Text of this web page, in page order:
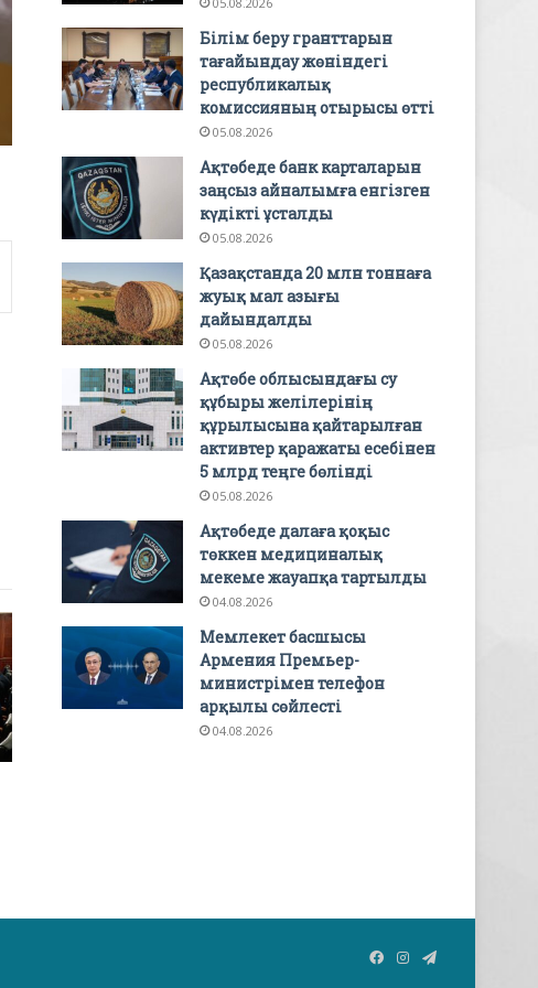
Білім беру гранттарын
тағайындау жөніндегі
республикалық
комиссияның отырысы өтті
05.08.2026
Ақтөбеде банк карталарын
заңсыз айналымға енгізген
күдікті ұсталды
05.08.2026
Қазақстанда 20 млн тоннаға
жуық мал азығы
дайындалды
05.08.2026
Ақтөбе облысындағы су
құбыры желілерінің
құрылысына қайтарылған
активтер қаражаты есебінен
5 млрд теңге бөлінді
05.08.2026
Ақтөбеде далаға қоқыс
төккен медициналық
мекеме жауапқа тартылды
04.08.2026
Мемлекет басшысы
Армения Премьер-
министрімен телефон
арқылы сөйлесті
04.08.2026
FacebookInstagram
Telegram